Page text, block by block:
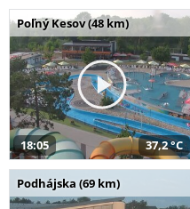
Poľný Kesov (48 km)
18:05 37,2 °C
Podhájska (69 km)